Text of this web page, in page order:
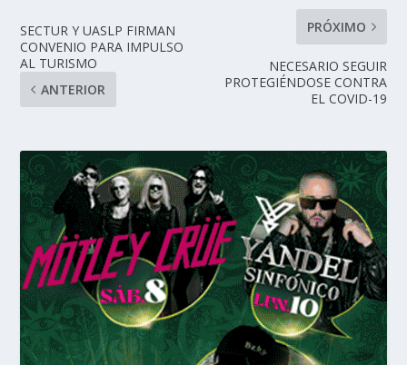
SECTUR Y UASLP FIRMAN
CONVENIO PARA IMPULSO
AL TURISMO
ANTERIOR
PRÓXIMO
NECESARIO SEGUIR
PROTEGIÉNDOSE CONTRA
EL COVID-19